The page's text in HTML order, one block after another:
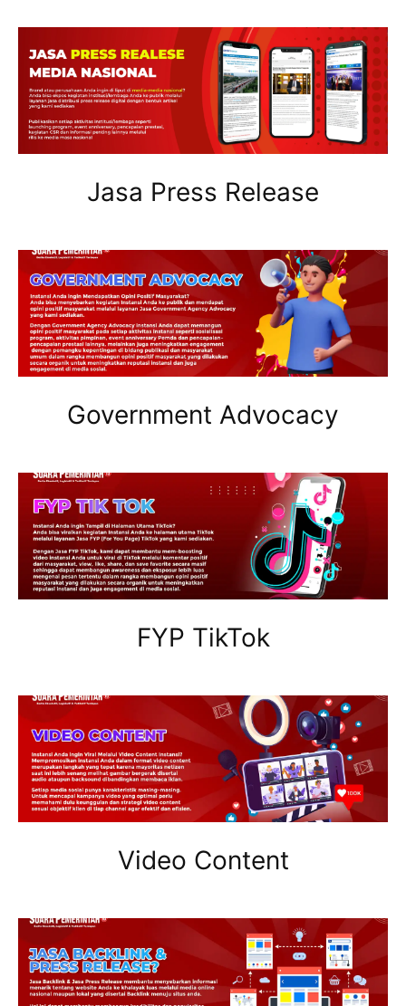
Jasa Press Release
Government Advocacy
FYP TikTok
Video Content